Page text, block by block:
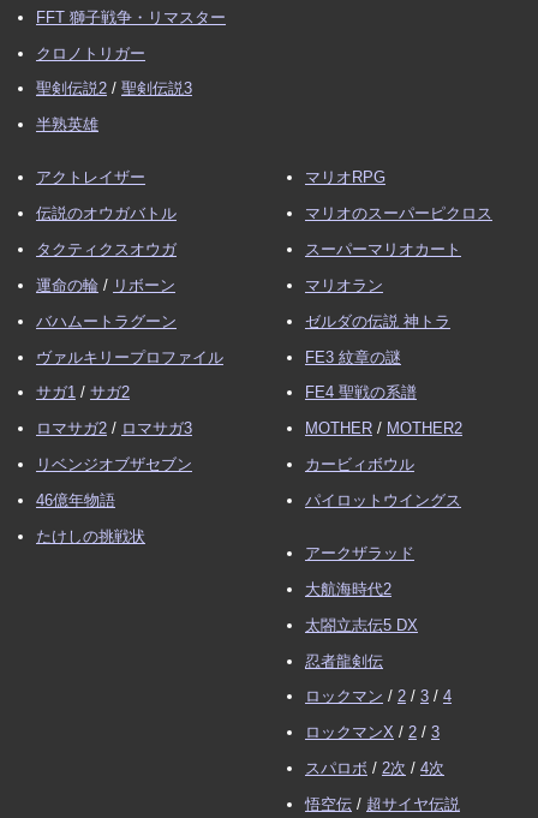
FFT 獅子戦争・リマスター
クロノトリガー
聖剣伝説2 / 聖剣伝説3
半熟英雄
アクトレイザー
伝説のオウガバトル
タクティクスオウガ
運命の輪 / リボーン
バハムートラグーン
ヴァルキリープロファイル
サガ1 / サガ2
ロマサガ2 / ロマサガ3
リベンジオブザセブン
46億年物語
たけしの挑戦状
マリオRPG
マリオのスーパーピクロス
スーパーマリオカート
マリオラン
ゼルダの伝説 神トラ
FE3 紋章の謎
FE4 聖戦の系譜
MOTHER / MOTHER2
カービィボウル
パイロットウイングス
アークザラッド
大航海時代2
太閤立志伝5 DX
忍者龍剣伝
ロックマン / 2 / 3 / 4
ロックマンX / 2 / 3
スパロボ / 2次 / 4次
悟空伝 / 超サイヤ伝説